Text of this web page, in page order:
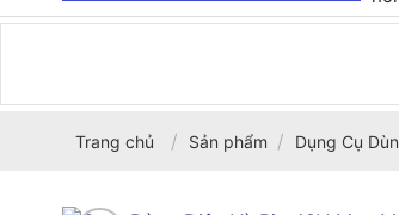
Trang chủ / Sản phẩm / Dụng Cụ